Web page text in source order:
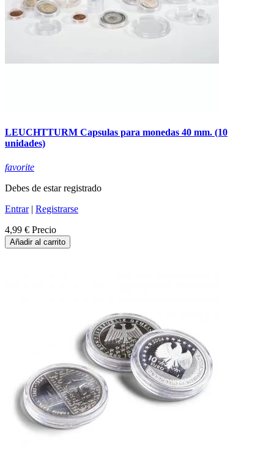
LEUCHTTURM Capsulas para monedas 40 mm. (10
unidades)
favorite
Debes de estar registrado
Entrar| Registrarse
4,99 € Precio
Añadir al carrito